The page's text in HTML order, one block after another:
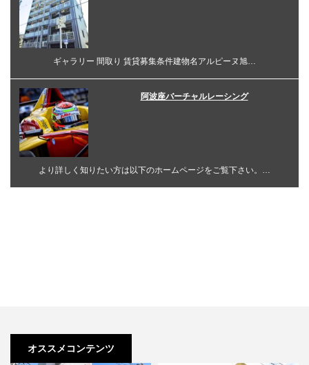
ギャラリー 間取り 賃貸募集条件建物名アルピーヌ旭…
阿波座バーチャルレーシング
より詳しく知りたい方は以下のホームページをご覧下さい。…
オススメコンテンツ